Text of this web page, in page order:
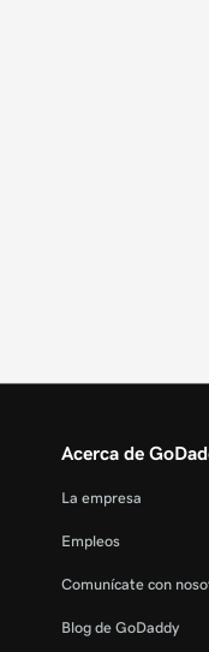
Acerca de
La empresa
Empleos
Comunícate con
Blog de GoDaddy